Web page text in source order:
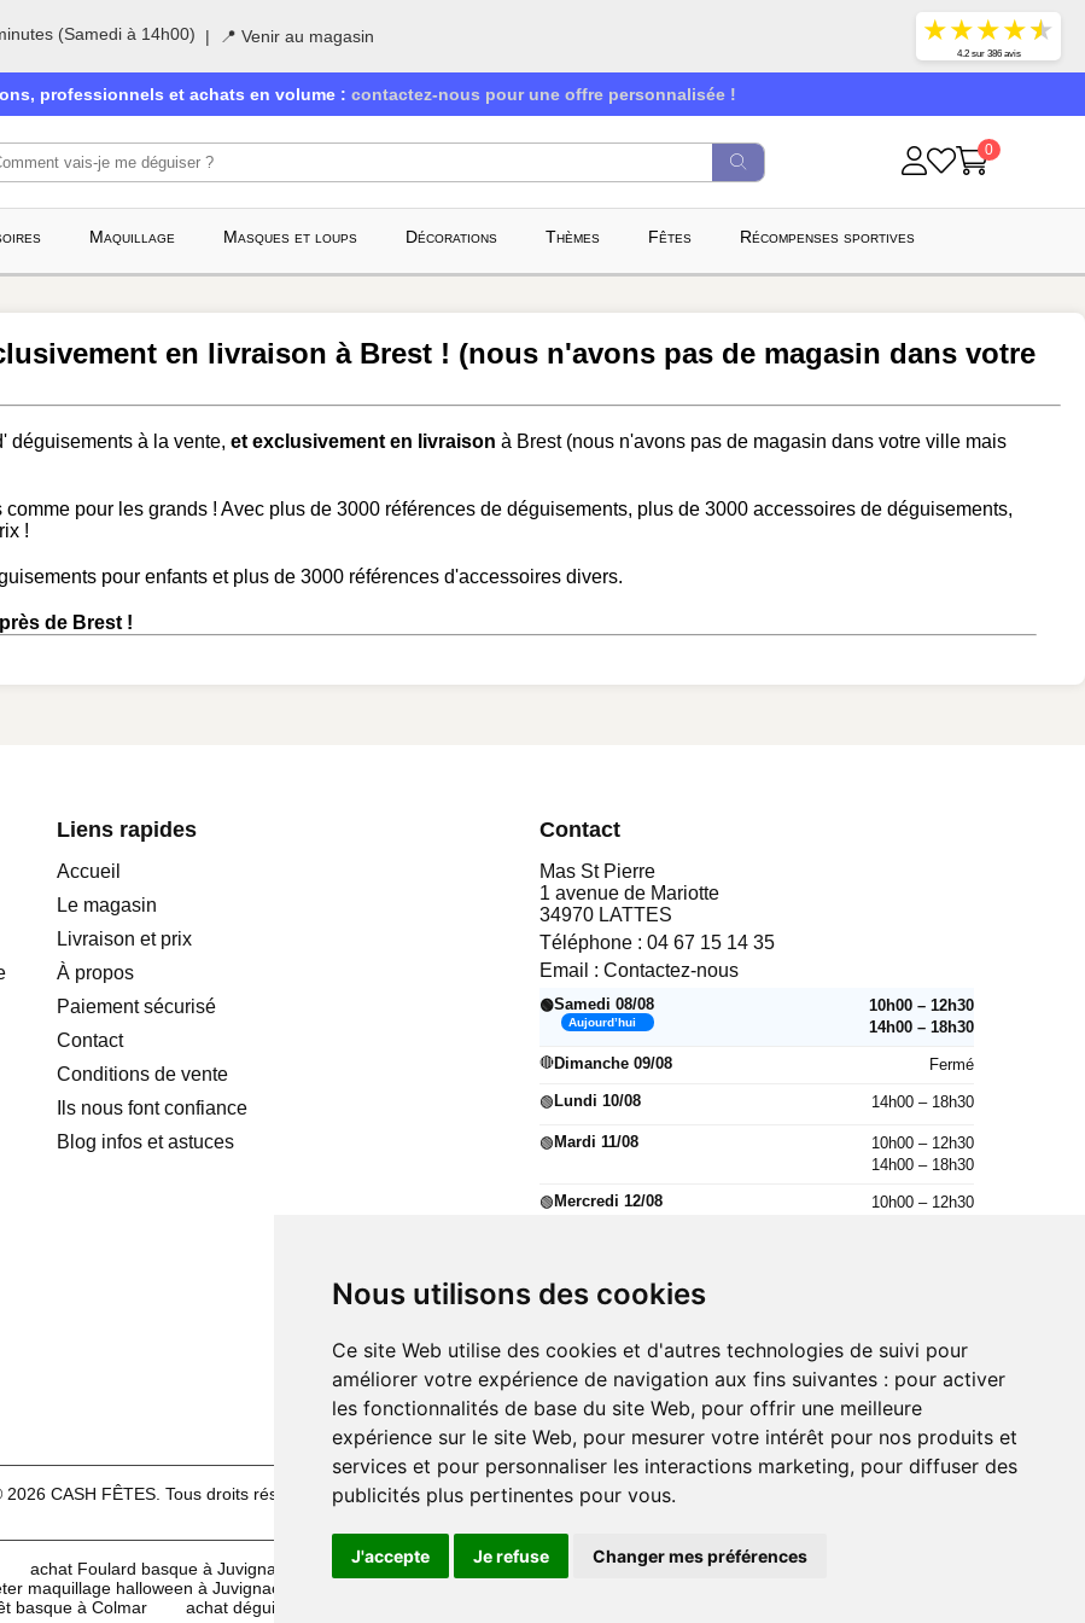
Nous utilisons des cookies
Ce site Web utilise des cookies et d'autres technologies de suivi pour
améliorer votre expérience de navigation aux fins suivantes : pour activer
les fonctionnalités de base du site Web, pour offrir une meilleure
expérience sur le site Web, pour mesurer votre intérêt pour nos produits et
services et pour personnaliser les interactions marketing, pour diffuser des
publicités plus pertinentes pour vous.
J'accepte Je refuse Changer mes préférences
(Samedi à 14h00) | 📍 Venir au magasin ★★★★★
4.2 sur 386 avis
professionnels et achats en volume : contactez-nous pour une offre personnalisée !
0
Maquillage Masques et loups Décorations Thèmes Fêtes Récompenses sportives
en livraison à Brest ! (nous n'avons pas de magasin dans votre
déguisements à la vente, et exclusivement en livraison à Brest (nous n'avons pas de magasin dans votre ville mais
pour les grands ! Avec plus de 3000 références de déguisements, plus de 3000 accessoires de déguisements,
!
pour enfants et plus de 3000 références d'accessoires divers.
de Brest !
Liens rapides
Accueil
Le magasin
Livraison et prix
À propos
Paiement sécurisé
Contact
Conditions de vente
Ils nous font confiance
Blog infos et astuces
Contact
Mas St Pierre
1 avenue de Mariotte
34970 LATTES
Téléphone : 04 67 15 14 35
Email : Contactez-nous
🟢Samedi 08/08
Aujourd’hui
10h00 – 12h30
14h00 – 18h30
🔴Dimanche 09/08 Fermé
🟢 Lundi 10/08 14h00 – 18h30
🟢 Mardi 11/08
10h00 – 12h30
14h00 – 18h30
🟢 Mercredi 12/08
10h00 – 12h30
14h00 – 18h30
🔴Samedi 15/08 Fermé
2026 CASH FÊTES. Tous droits réservés. Mentions légales | CGV
achat Foulard basque à Juvignac acheter Foulard basque à Vannes acheter sacs de confettis 10kg à Paris
maquillage halloween à Juvignac
basque à Colmar achat déguisements halloween à Lorient